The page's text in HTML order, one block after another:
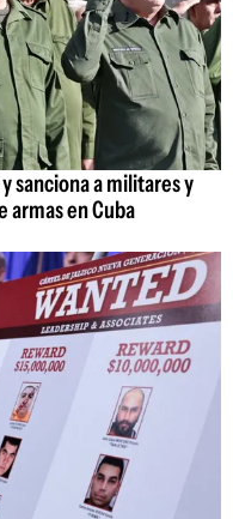
sanciona a militares y
armas en Cuba